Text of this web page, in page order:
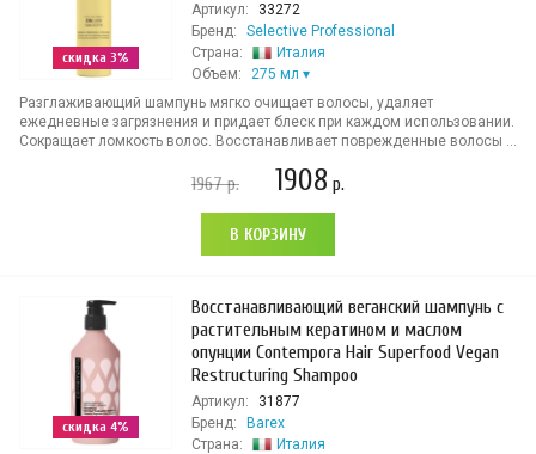
скидка 3%
Артикул:
33272
Бренд:
Selective Professional
Страна:
Италия
Объем:
275 мл
Разглаживающий шампунь мягко очищает волосы, удаляет
ежедневные загрязнения и придает блеск при каждом использовании.
Сокращает ломкость волос. Восстанавливает поврежденные волосы ...
1967р. 1908 р.
В КОРЗИНУ
скидка 4%
Восстанавливающий веганский шампунь с
растительным кератином и маслом
опунции Contempora Hair Superfood Vegan
Restructuring Shampoo
Артикул:
31877
Бренд:
Barex
Страна:
Италия